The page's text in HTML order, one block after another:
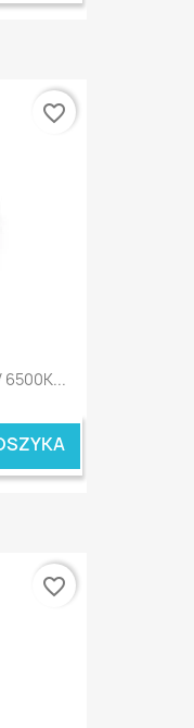
6500K...
favorite_border
favorite_border